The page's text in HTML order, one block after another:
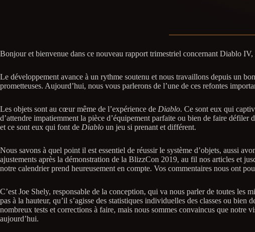
Bonjour et bienvenue dans ce nouveau rapport trimestriel concernant Diablo IV,
Le développement avance à un rythme soutenu et nous travaillons depuis un
prometteuses. Aujourd’hui, nous vous parlerons de l’une de ces refontes
Les objets sont au cœur même de l’expérience de Diablo. Ce sont eux qui
d’attendre impatiemment la pièce d’équipement parfaite ou bien de faire
et ce sont eux qui font de Diablo un jeu si prenant et différent.
Nous savons à quel point il est essentiel de réussir le système d’objets, aussi
ajustements après la démonstration de la BlizzCon 2019, au fil nos articles et
notre calendrier prend heureusement en compte. Vos commentaires nous ont
C’est Joe Shely, responsable de la conception, qui va nous parler de toutes les
pas à la hauteur, qu’il s’agisse des statistiques individuelles des classes ou
nombreux tests et corrections à faire, mais nous sommes convaincus que notre
aujourd’hui.